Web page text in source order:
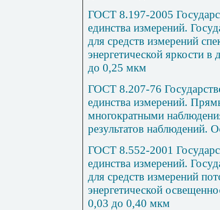
ГОСТ 8.197-2005
единства измерений.
для средств измерений
энергетической яркости в
до 0,25 мкм
ГОСТ 8.207-76
единства измерений.
многократными
результатов наблюдений.
ГОСТ 8.552-2001
единства измерений.
для средств измерений
энергетической
0,03 до 0,40 мкм